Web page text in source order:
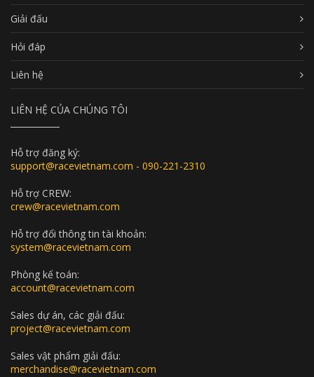
Giải đấu
Hỏi đáp
Liên hệ
LIÊN HỆ CỦA CHÚNG TÔI
Hỗ trợ đăng ký:
support@racevietnam.com - 090-221-2310
Hỗ trợ CREW:
crew@racevietnam.com
Hỗ trợ đổi thông tin tài khoản:
system@racevietnam.com
Phòng kế toán:
account@racevietnam.com
Sales dự án, các giải đấu:
project@racevietnam.com
Sales vật phẩm giải đấu:
merchandise@racevietnam.com